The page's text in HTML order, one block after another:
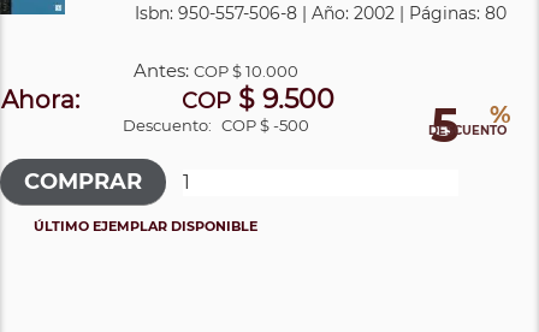
Isbn: 950-557-506-8 | Año: 2002 | Páginas: 80
5 %
DESCUENTO
Antes: COP$ 10.000
Ahora: COP$ 9.500
Descuento: COP $ -500
ÚLTIMO EJEMPLAR DISPONIBLE